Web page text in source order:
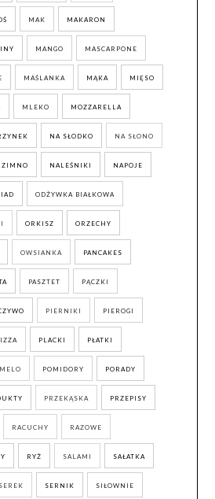
MAK MAKARON
MANGO MASCARPONE
MAŚLANKA MĄKA MIĘSO
MLEKO MOZZARELLA
NA SŁODKO NA SŁONO
ZIMNO NALEŚNIKI NAPOJE
ODŻYWKA BIAŁKOWA
ORKISZ ORZECHY
OWSIANKA PANCAKES
PASZTET PĄCZKI
PIERNIKI PIEROGI
PLACKI PŁATKI
POMIDORY PORADY
PRZEKĄSKA PRZEPISY
RACUCHY RAZOWE
RYŻ SALAMI SAŁATKA
SEREK SERNIK SIŁOWNIE